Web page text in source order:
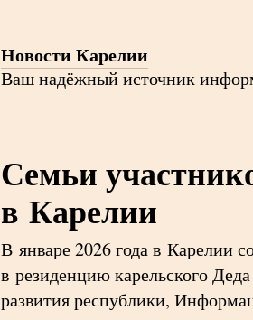
Новости Карелии
Ваш надёжный источник
Семьи
в Карелии
В январе 2026 года в Карелии
в резиденцию карельского
развития республики,